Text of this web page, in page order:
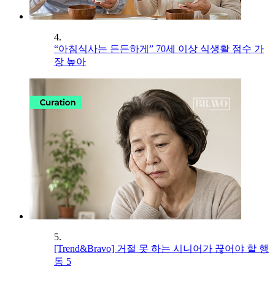
4.
“아침식사는 든든하게” 70세 이상 식생활 점수 가
장 높아
5.
[Trend&Bravo] 거절 못 하는 시니어가 끊어야 할 행
동 5